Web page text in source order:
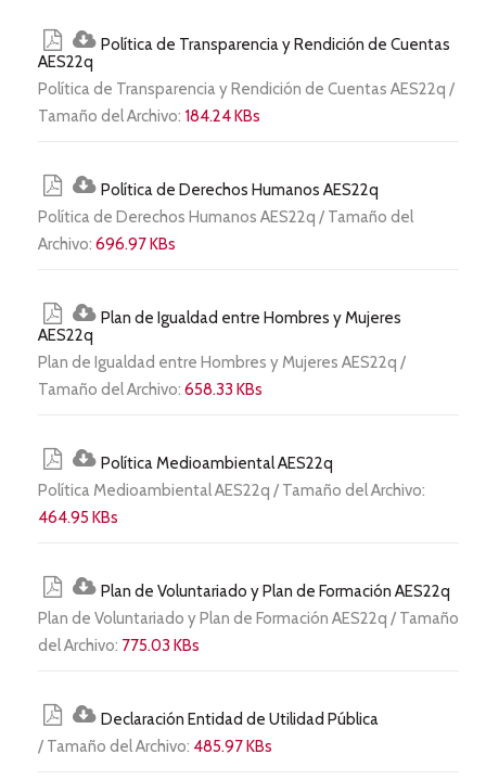
Política de Transparencia y Rendición de Cuentas
AES22q
Política de Transparencia y Rendición de Cuentas AES22q /
Tamaño del Archivo: 184.24 KBs
Política de Derechos Humanos AES22q
Política de Derechos Humanos AES22q / Tamaño del
Archivo: 696.97 KBs
Plan de Igualdad entre Hombres y Mujeres
AES22q
Plan de Igualdad entre Hombres y Mujeres AES22q /
Tamaño del Archivo: 658.33 KBs
Política Medioambiental AES22q
Política Medioambiental AES22q / Tamaño del Archivo:
464.95 KBs
Plan de Voluntariado y Plan de Formación AES22q
Plan de Voluntariado y Plan de Formación AES22q / Tamaño
del Archivo: 775.03 KBs
Declaración Entidad de Utilidad Pública
/ Tamaño del Archivo: 485.97 KBs